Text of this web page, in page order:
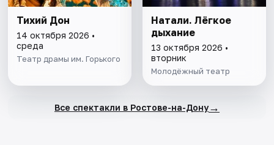
Тихий Дон
14 октября 2026 •
среда
Театр драмы им. Горького
Натали. Лёгкое
дыхание
13 октября 2026 •
вторник
Молодёжный театр
Все спектакли в Ростове-на-Дону→